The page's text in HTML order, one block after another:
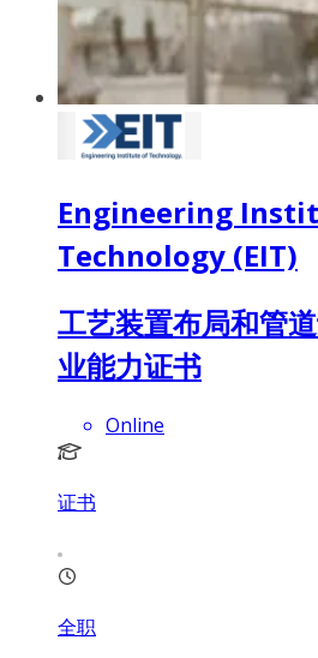
Engineering
Technology (EIT)
工艺装置布局和管
业能力证书
Online
证书
全职